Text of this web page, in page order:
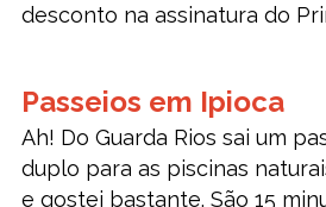
desconto na assinatura do
Passeios em Ipioca
Ah! Do Guarda Rios sai um
duplo para as piscinas
e gostei bastante. São 15